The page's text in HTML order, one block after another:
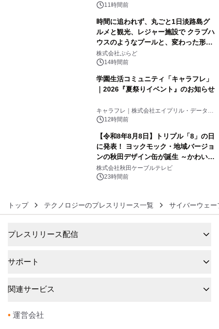
11時間前
時間に追われず、丸ごと1日淡路島グ
ルメと観光、レジャー施設で クラブハ
ウスのようなプールと、変わった形の
サウナも 「THE BOXY AWAJI」のお
得な素泊まり連泊プランで
株式会社ぷらど
14時間前
学園生活コミュニティ「キャラフレ」
｜2026『夏祭りイベント』のお知らせ
キャラフレ｜株式会社エイプリル・データ・
デザインズ
12時間前
【令和8年8月8日】トリプル「8」の日
に発表！ ヨックモック・地域バージョ
ンの秋田デザイン缶が誕生 ～かわいい
秋田犬の子犬と秋田の四季と名所を巡
るパッケージ～ 9月1日(火)秋田県内で
株式会社秋田ケーブルテレビ
23時間前
トップ テクノロジーのプレスリリース一覧 サイバーウェー
プレスリリース配信
サポート
関連サービス
• 運営会社